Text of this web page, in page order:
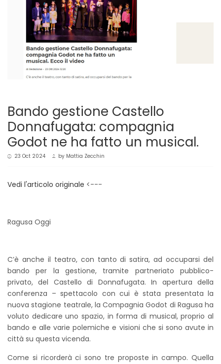
Bando gestione Castello
Donnafugata: compagnia
Godot ne ha fatto un musical.
23 Oct 2024 by Mattia Zecchin
Vedi l'articolo originale <---
Ragusa Oggi
C’è anche il teatro, con tanto di satira, ad occuparsi del
bando per la gestione, tramite partneriato pubblico-
privato, del Castello di Donnafugata. In apertura della
conferenza – spettacolo con cui è stata presentata la
nuova stagione teatrale, la Compagnia Godot di Ragusa ha
voluto dedicare uno spazio, in forma di musical, proprio al
bando e alle varie polemiche e visioni che si sono avute in
città su questa vicenda.
Come si ricorderà ci sono tre proposte in campo. Quella